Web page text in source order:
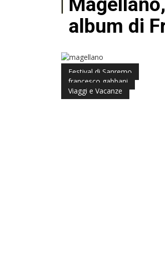
album di
Festival di Sanremo
francesco gabbani
Viaggi e Vacanze
di Redazione ZON